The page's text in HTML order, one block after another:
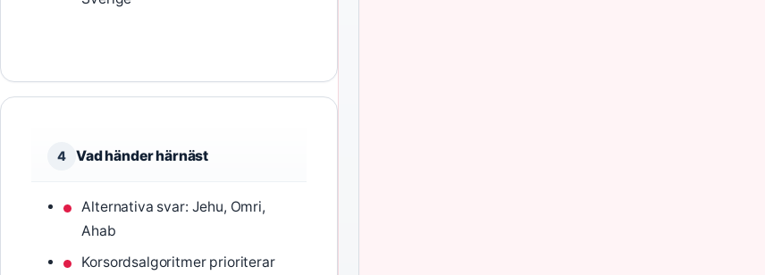
4 Vad händer härnäst
Alternativa svar: Jehu, Omri,
Ahab
Korsordsalgoritmer prioriterar